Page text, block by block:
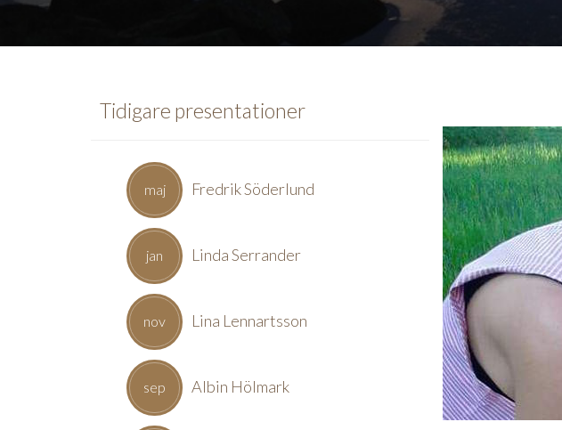
Tidigare presentationer
maj Fredrik Söderlund
jan Linda Serrander
nov Lina Lennartsson
sep Albin Hölmark